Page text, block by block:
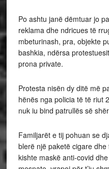
Po ashtu janë dëmtuar jo
reklama dhe ndricues të
mbeturinash, pra, objekte
bashkia, ndërsa
prona private.
Protesta nisën dy ditë më
hënës nga policia të të riut
nuk iu bind patrullës së
Familjarët e tij pohuan se
blerë një paketë cigare
kishte maskë anti-covid